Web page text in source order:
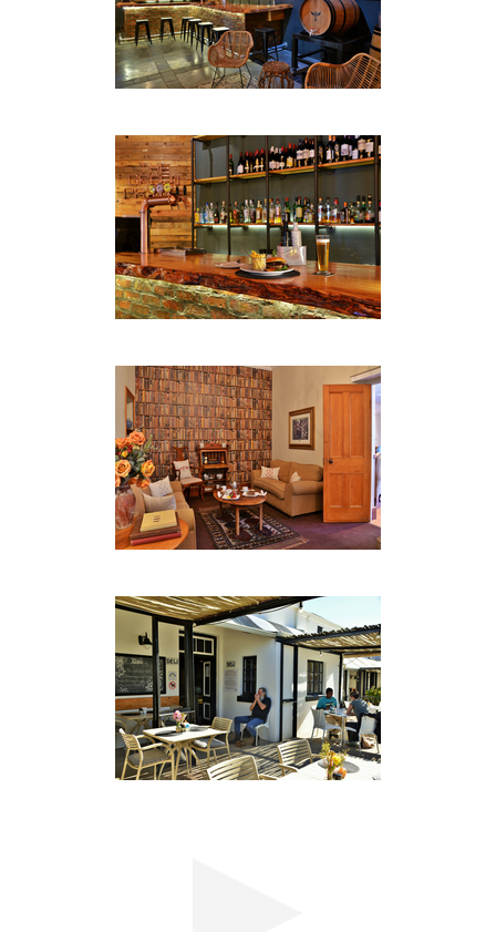
Einzelzimmer x2:
Diese Einheit verfügt über ein Einzelbett, perfekt
für Geschäftsreisende.
Genießen Sie ein Abendessen im Victoria Dining
Room. Wenn Sie jeden Abend ein Abendessen
genießen, genießen Sie ein À-la-carte-Menü mit
köstlichen lokalen Gerichten in einem
unvergesslichen Ambiente im viktorianischen Stil,
inspiriert von einer Geschichte, die bis in das Jahr
1864 zurückreicht.
einem Drink entspannen. Seien Sie jedoch gewarnt,
wenn es ein Rugby-Spiel gibt, werden Sie es mit
vielen lokalen Männern gefüllt finden.